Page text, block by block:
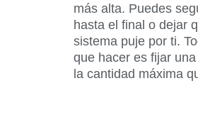
más alta. Puedes
hasta el final o dejar
sistema puje por ti.
que hacer es fijar
la cantidad máxima